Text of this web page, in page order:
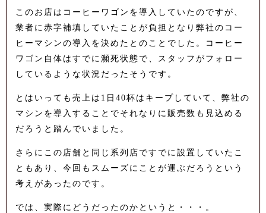
このお店はコーヒーワゴンを導入していたのですが、
業者に赤字補填していたことが負担となり弊社のコー
ヒーマシンの導入を決めたとのことでした。コーヒー
ワゴン自体はすでに瀕死状態で、スタッフがフォロー
しているような状況だったそうです。
とはいっても売上は1日40杯はキープしていて、弊社の
マシンを導入することでそれなりに販売数も見込める
だろうと踏んでいました。
さらにこの店舗と同じ系列店ですでに設置していたこ
ともあり、今回もスムーズにことが運ぶだろうという
考えがあったのです。
では、実際にどうだったのかというと・・・。